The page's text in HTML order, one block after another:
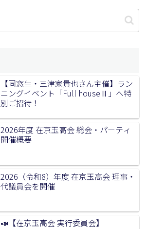
【同窓生・三津家貴也さん主催】ラン
ニングイベント「Full houseⅡ」へ特
別ご招待！
2026年度 在京玉高会 総会・パーティ
開催概要
2026（令和8）年度 在京玉高会 理事・
代議員会を開催
📣【在京玉高会 実行委員会】